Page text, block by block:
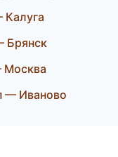
Брянск
— Иваново